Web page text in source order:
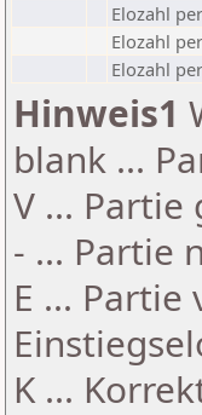
Elozahl
Elozahl
Elozahl
Hinweis1
blank ...
V ...
- ... Partie
E ...
K ...